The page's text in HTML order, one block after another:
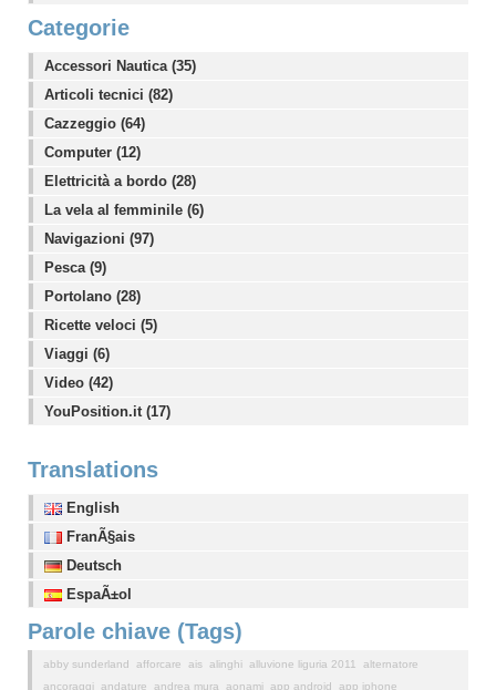
Categorie
Accessori Nautica (35)
Articoli tecnici (82)
Cazzeggio (64)
Computer (12)
Elettricità a bordo (28)
La vela al femminile (6)
Navigazioni (97)
Pesca (9)
Portolano (28)
Ricette veloci (5)
Viaggi (6)
Video (42)
YouPosition.it (17)
Translations
English
FranÃ§ais
Deutsch
EspaÃ±ol
Parole chiave (Tags)
abby sunderland afforcare ais alinghi alluvione liguria 2011
alternatore
ancoraggi andature andrea mura aonami app android app iphone